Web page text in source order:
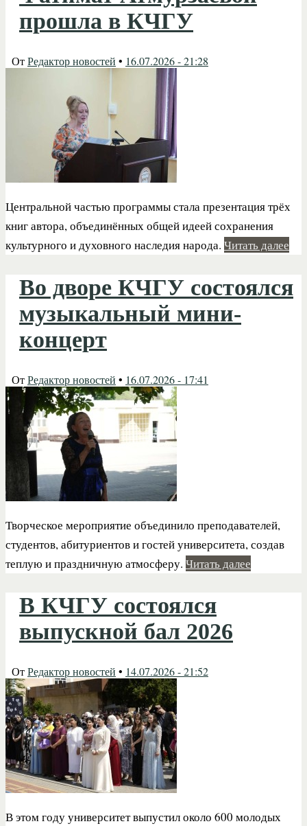
прошла в КЧГУ
ОтРедактор новостей • 16.07.2026 - 21:28
Центральной частью программы стала презентация трёх
книг автора, объединённых общей идеей сохранения
культурного и духовного наследия народа. Читать далее
Во дворе КЧГУ состоялся
музыкальный мини-
концерт
ОтРедактор новостей • 16.07.2026 - 17:41
Творческое мероприятие объединило преподавателей,
студентов, абитуриентов и гостей университета, создав
теплую и праздничную атмосферу. Читать далее
В КЧГУ состоялся
выпускной бал 2026
ОтРедактор новостей • 14.07.2026 - 21:52
В этом году университет выпустил около 600 молодых